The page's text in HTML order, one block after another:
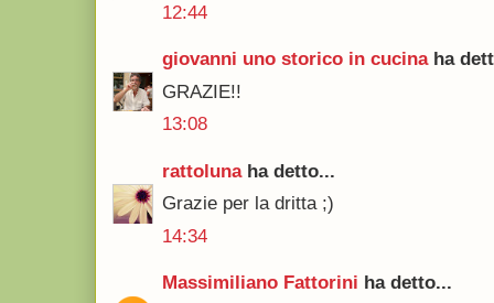
12:44
giovanni uno storico in cucinaha
GRAZIE!!
13:08
rattolunaha detto...
Grazie per la dritta ;)
14:34
Massimiliano Fattorini ha detto...